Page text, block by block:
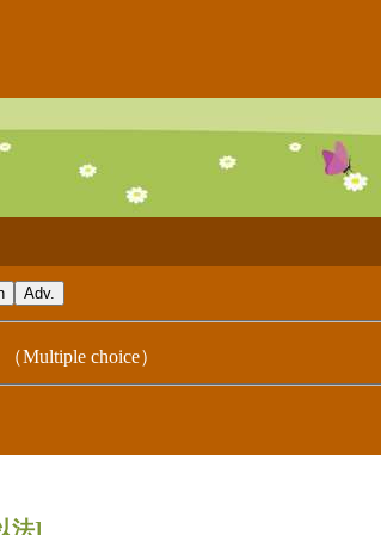
（Multiple choice）
法]